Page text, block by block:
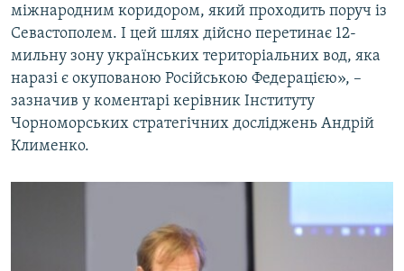
міжнародним коридором, який проходить поруч із
Севастополем. І цей шлях дійсно перетинає 12-
мильну зону українських територіальних вод, яка
наразі є окупованою Російською Федерацією», –
зазначив у коментарі керівник Інституту
Чорноморських стратегічних досліджень Андрій
Клименко.